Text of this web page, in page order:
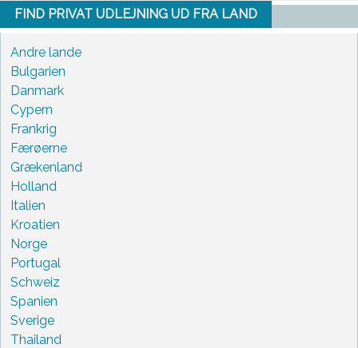
FIND PRIVAT UDLEJNING UD FRA LAND
Andre lande
Bulgarien
Danmark
Cypern
Frankrig
Færøerne
Grækenland
Holland
Italien
Kroatien
Norge
Portugal
Schweiz
Spanien
Sverige
Thailand